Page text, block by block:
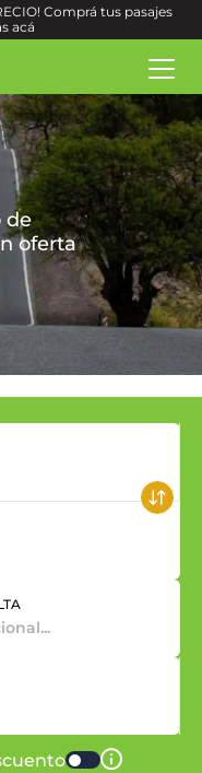
Comprá tus pasajes
acá
de
oferta